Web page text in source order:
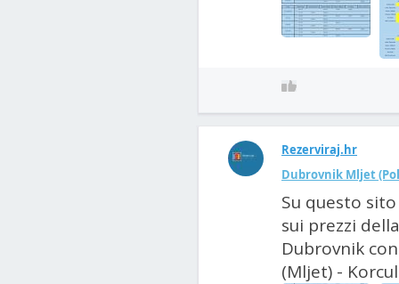
Rezerviraj.hr
Dubrovnik Mljet
Su questo
sui prezzi
Dubrovnik
(Mljet) -